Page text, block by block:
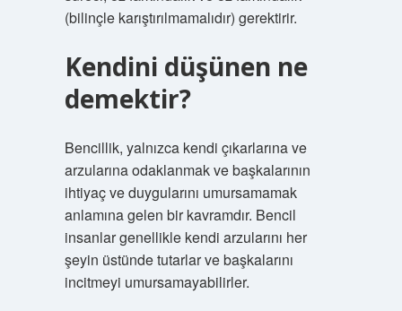
(bilinçle karıştırılmamalıdır) gerektirir.
Kendini düşünen ne
demektir?
Bencillik, yalnızca kendi çıkarlarına ve
arzularına odaklanmak ve başkalarının
ihtiyaç ve duygularını umursamamak
anlamına gelen bir kavramdır. Bencil
insanlar genellikle kendi arzularını her
şeyin üstünde tutarlar ve başkalarını
incitmeyi umursamayabilirler.